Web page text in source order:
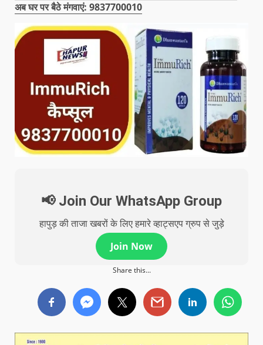
अब घर पर बैठे मंगवाएं: 9837700010
📢 Join Our WhatsApp Group
हापुड़ की ताजा खबरों के लिए हमारे व्हाट्सएप ग्रुप से जुड़े
Join Now
Share this...